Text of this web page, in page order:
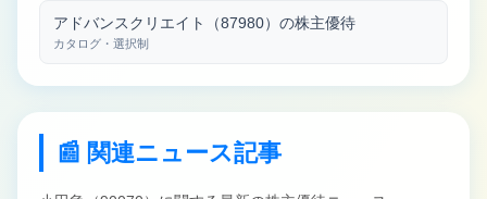
アドバンスクリエイト（87980）の株主優待
カタログ・選択制
📰 関連ニュース記事